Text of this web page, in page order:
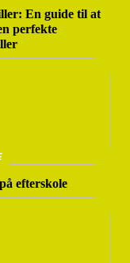
En guide til at
perfekte
efterskole